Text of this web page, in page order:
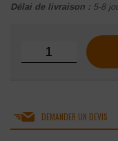
Délai de livraison : 5-8
quantité de
DEMANDER UN DEVIS